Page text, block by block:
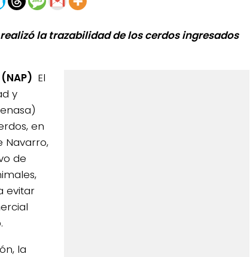
la trazabilidad de los cerdos ingresados
El
y
en
Navarro,
de
evitar
la